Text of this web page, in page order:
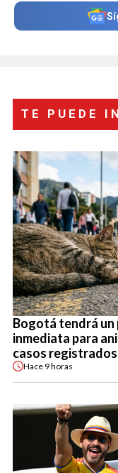
TE PUEDE
Bogotá tendrá
inmediata para
casos registrados
Hace 9 horas